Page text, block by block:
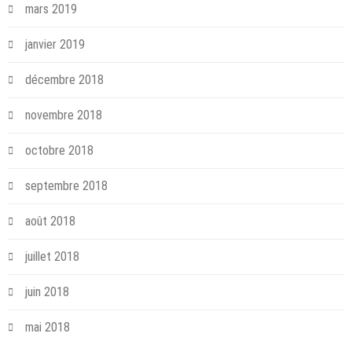
mars 2019
janvier 2019
décembre 2018
novembre 2018
octobre 2018
septembre 2018
août 2018
juillet 2018
juin 2018
mai 2018